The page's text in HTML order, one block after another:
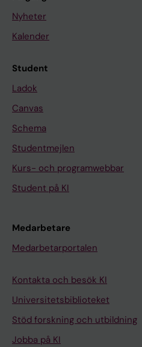
Nyheter
Kalender
Student
Ladok
Canvas
Schema
Studentmejlen
Kurs- och programwebbar
Student på KI
Medarbetare
Medarbetarportalen
Kontakta och besök KI
Universitetsbiblioteket
Stöd forskning och utbildning
Jobba på KI